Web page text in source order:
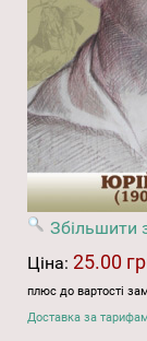
Збільшити
Ціна: 25.00
плюс до вартості
Доставка за